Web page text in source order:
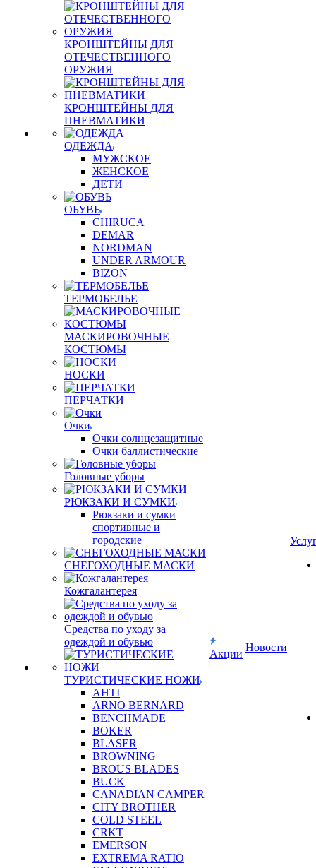
КРОНШТЕЙНЫ ДЛЯ
ОТЕЧЕСТВЕННОГО
ОРУЖИЯ
КРОНШТЕЙНЫ ДЛЯ
ПНЕВМАТИКИ
ОДЕЖДА
МУЖСКОЕ
ЖЕНСКОЕ
ДЕТИ
ОБУВЬ
CHIRUCA
DEMAR
NORDMAN
UNDER ARMOUR
BIZON
ТЕРМОБЕЛЬЕ
МАСКИРОВОЧНЫЕ
КОСТЮМЫ
НОСКИ
ПЕРЧАТКИ
Очки
Очки солнцезащитные
Очки баллистические
Головные уборы
РЮКЗАКИ И СУМКИ
Рюкзаки и сумки
спортивные и
городские
СНЕГОХОДНЫЕ МАСКИ
Кожгалантерея
Средства по уходу за
одеждой и обувью
ТУРИСТИЧЕСКИЕ НОЖИ
AHTI
ARNO BERNARD
BENCHMADE
BOKER
BLASER
BROWNING
BROUS BLADES
BUCK
CANADIAN CAMPER
CITY BROTHER
COLD STEEL
CRKT
EMERSON
EXTREMA RATIO
Акции
Новости